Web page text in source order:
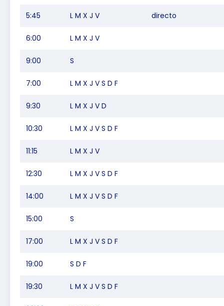
5:45 L M X J V directo
6:00 L M X J V
9:00 S
7:00 L M X J V S D F
9:30 L M X J V D
10:30 L M X J V S D F
11:15 L M X J V
12:30 L M X J V S D F
14:00 L M X J V S D F
15:00 S
17:00 L M X J V S D F
19:00 S D F
19:30 L M X J V S D F